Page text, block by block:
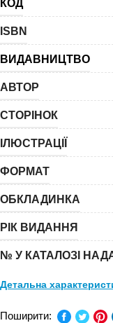
КОД
ISBN
ВИДАВНИЦТВО
АВТОР
СТОРІНОК
ІЛЮСТРАЦІЇ
ФОРМАТ
ОБКЛАДИНКА
РІК ВИДАННЯ
№ У КАТАЛОЗІ
Детальна
ПРЕДМЕТ:
Поширити: